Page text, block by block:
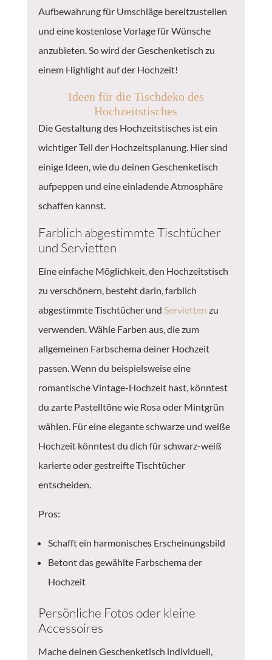
Aufbewahrung für Umschläge bereitzustellen
und eine kostenlose Vorlage für Wünsche
anzubieten. So wird der Geschenketisch zu
einem Highlight auf der Hochzeit!
Ideen für die Tischdeko des
Hochzeitstisches
Die Gestaltung des Hochzeitstisches ist ein
wichtiger Teil der Hochzeitsplanung. Hier sind
einige Ideen, wie du deinen Geschenketisch
aufpeppen und eine einladende Atmosphäre
schaffen kannst.
Farblich abgestimmte Tischtücher
und Servietten
Eine einfache Möglichkeit, den Hochzeitstisch
zu verschönern, besteht darin, farblich
abgestimmte Tischtücher und Servietten zu
verwenden. Wähle Farben aus, die zum
allgemeinen Farbschema deiner Hochzeit
passen. Wenn du beispielsweise eine
romantische Vintage-Hochzeit hast, könntest
du zarte Pastelltöne wie Rosa oder Mintgrün
wählen. Für eine elegante schwarze und weiße
Hochzeit könntest du dich für schwarz-weiß
karierte oder gestreifte Tischtücher
entscheiden.
Pros:
Schafft ein harmonisches Erscheinungsbild
Betont das gewählte Farbschema der
Hochzeit
Persönliche Fotos oder kleine
Accessoires
Mache deinen Geschenketisch individuell,